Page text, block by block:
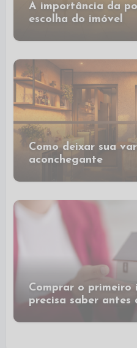
A importância da
escolha do imóvel
Como deixar sua
aconchegante
Comprar o primeiro
precisa saber antes